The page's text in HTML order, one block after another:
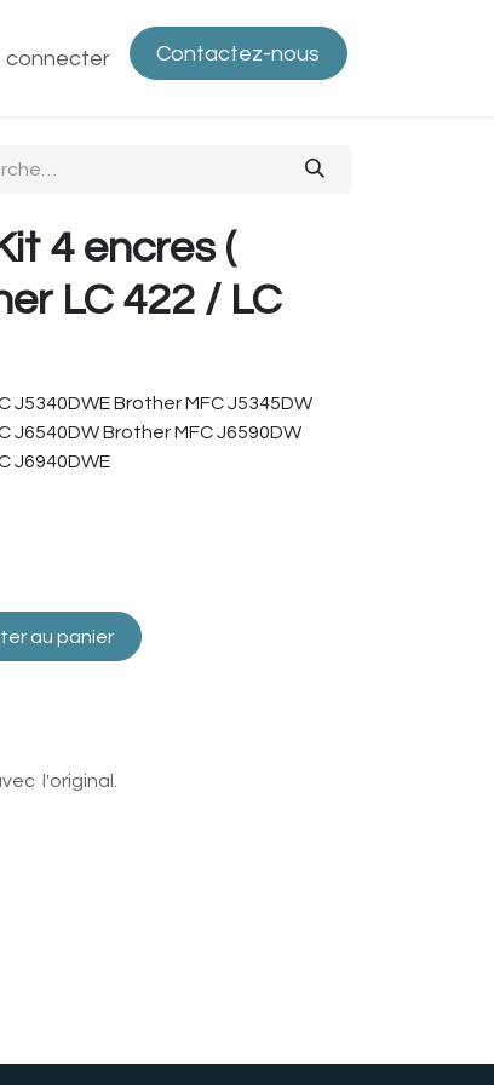
nous Politique de confidentialité
connecter Contactez-nous
4 encres (
LC 422 / LC
J5340DWE Brother MFC J5345DW
J6540DW Brother MFC J6590DW
J6940DWE
au panier
l'original.